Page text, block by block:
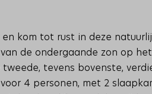
en kom tot rust in deze
van de ondergaande zon op
tweede, tevens bovenste,
voor 4 personen, met 2